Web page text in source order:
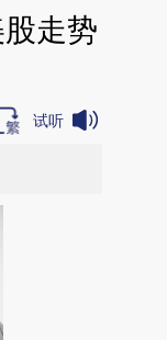
走势
试听